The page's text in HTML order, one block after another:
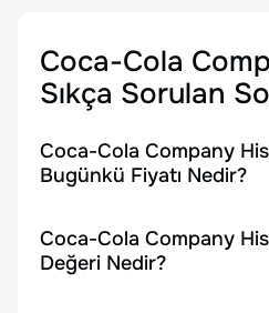
Coca-Cola
Sıkça Sorulan
Coca-Cola Company
Bugünkü Fiyatı Nedir?
Coca-Cola Company
Değeri Nedir?